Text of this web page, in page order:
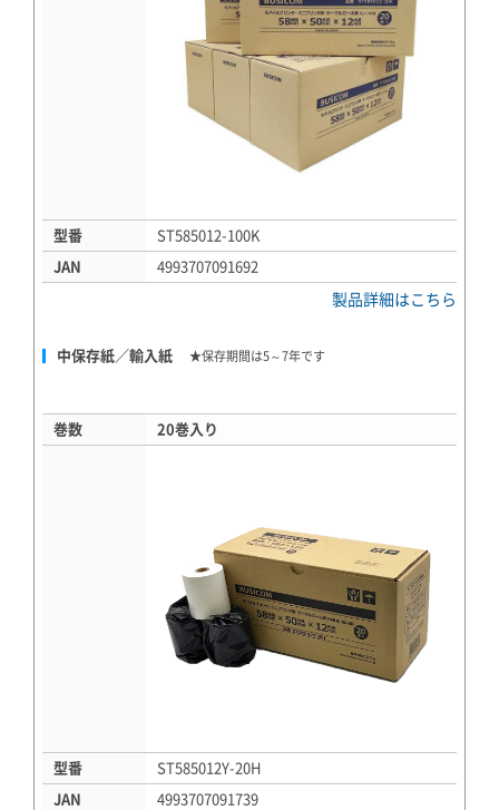
型番 ST585012-100K
JAN 4993707091692
製品詳細はこちら
中保存紙／輸入紙 ★保存期間は5～7年です
巻数 20巻入り
型番 ST585012Y-20H
JAN 4993707091739